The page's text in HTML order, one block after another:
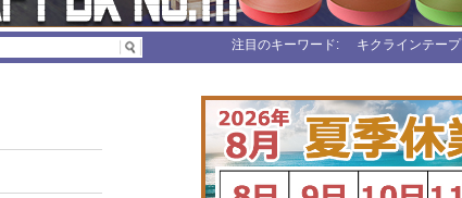
注目のキーワード: キクラインテープ